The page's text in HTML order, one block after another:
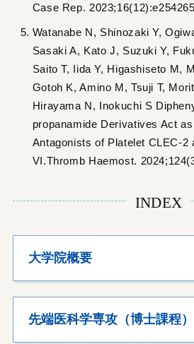
Case Rep.
Watanabe N, Shinozaki Y,
Sasaki A, Kato J, Suzuki Y,
Saito T, Iida Y, Higashiseto M,
Gotoh K, Amino M, Tsuji T,
Hirayama N, Inokuchi S
propanamide Derivatives Act
Antagonists of Platelet CLEC-2
VI.Thromb Haemost.
INDEX
大学院概要
先端医科学専攻（博士課程）